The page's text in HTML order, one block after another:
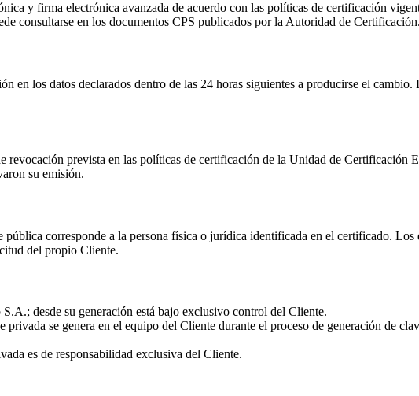
y firma electrónica avanzada de acuerdo con las políticas de certificación
consultarse en los documentos CPS publicados por la Autoridad de Certificación.
en los datos declarados dentro de las 24 horas siguientes a producirse el
revocación prevista en las políticas de certificación de la Unidad de
su emisión.
corresponde a la persona física o jurídica identificada en el certificado.
del propio Cliente.
desde su generación está bajo exclusivo control del Cliente.
se genera en el equipo del Cliente durante el proceso de generación de
es de responsabilidad exclusiva del Cliente.